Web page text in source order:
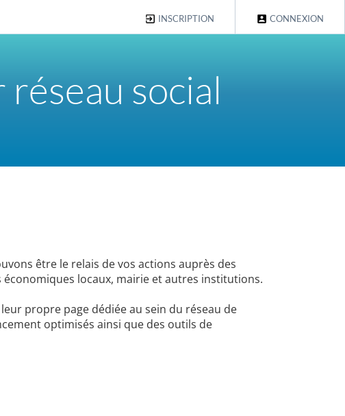
CONNEXION
INSCRIPTION
social
être le relais de vos actions auprès des
locaux, mairie et autres institutions.
propre page dédiée au sein du réseau de
optimisés ainsi que des outils de